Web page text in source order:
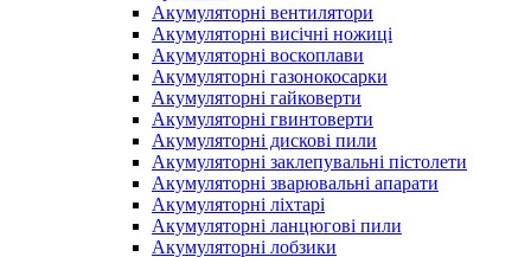
Акумуляторні вентилятори
Акумуляторні висічні ножиці
Акумуляторні воскоплави
Акумуляторні газонокосарки
Акумуляторні гайковерти
Акумуляторні гвинтоверти
Акумуляторні дискові пили
Акумуляторні заклепувальні пістолети
Акумуляторні зварювальні апарати
Акумуляторні ліхтарі
Акумуляторні ланцюгові пили
Акумуляторні лобзики